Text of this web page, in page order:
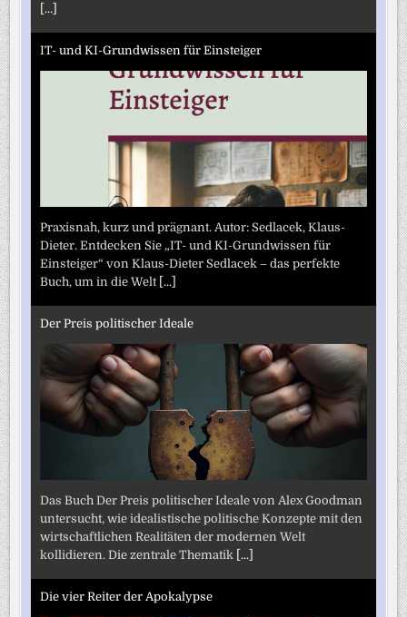
[...]
IT- und KI-Grundwissen für Einsteiger
Praxisnah, kurz und prägnant. Autor: Sedlacek, Klaus-
Dieter. Entdecken Sie „IT- und KI-Grundwissen für
Einsteiger“ von Klaus-Dieter Sedlacek – das perfekte
Buch, um in die Welt [...]
Der Preis politischer Ideale
Das Buch Der Preis politischer Ideale von Alex Goodman
untersucht, wie idealistische politische Konzepte mit den
wirtschaftlichen Realitäten der modernen Welt
kollidieren. Die zentrale Thematik [...]
Die vier Reiter der Apokalypse